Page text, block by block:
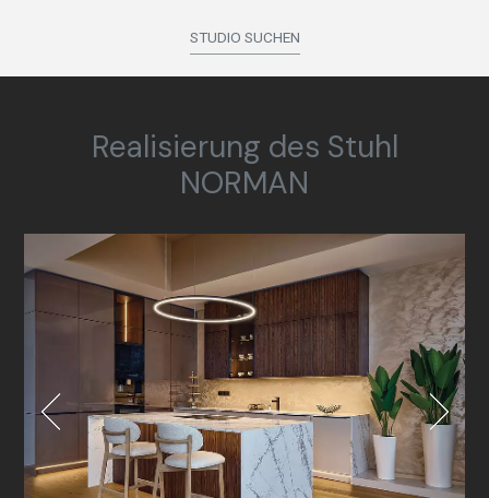
STUDIO SUCHEN
Realisierung des Stuhl
NORMAN